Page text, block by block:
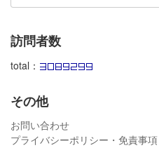
訪問者数
total：
その他
お問い合わせ
プライバシーポリシー・免責事項